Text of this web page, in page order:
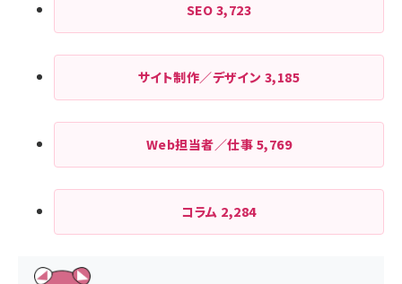
SEO 3,723
サイト制作／デザイン 3,185
Web担当者／仕事 5,769
コラム 2,284